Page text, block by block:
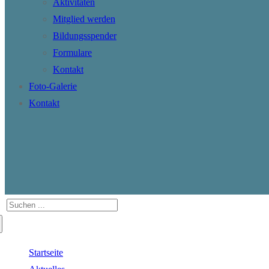
Aktivitäten
Mitglied werden
Bildungsspender
Formulare
Kontakt
Foto-Galerie
Kontakt
Suchen
Startseite